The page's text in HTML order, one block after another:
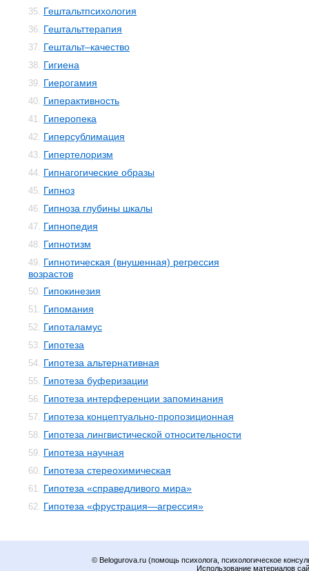
35. Гештальтпсихология
36. Гештальттерапия
37. Гештальт–качество
38. Гигиена
39. Гиерогамия
40. Гиперактивность
41. Гиперопека
42. Гиперсублимация
43. Гипертелоризм
44. Гипнагогические образы
45. Гипноз
46. Гипноза глубины шкалы
47. Гипнопедия
48. Гипнотизм
49. Гипнотическая (внушенная) регрессия
возрастов
50. Гипокинезия
51. Гипомания
52. Гипоталамус
53. Гипотеза
54. Гипотеза альтернативная
55. Гипотеза буферизации
56. Гипотеза интерференции запоминания
57. Гипотеза концептуально-пропозиционная
58. Гипотеза лингвистической относительности
59. Гипотеза научная
60. Гипотеза стереохимическая
61. Гипотеза «справедливого мира»
62. Гипотеза «фрустрация—агрессия»
© Belogurova.ru (помощь психолога, психологическое
Использование материалов